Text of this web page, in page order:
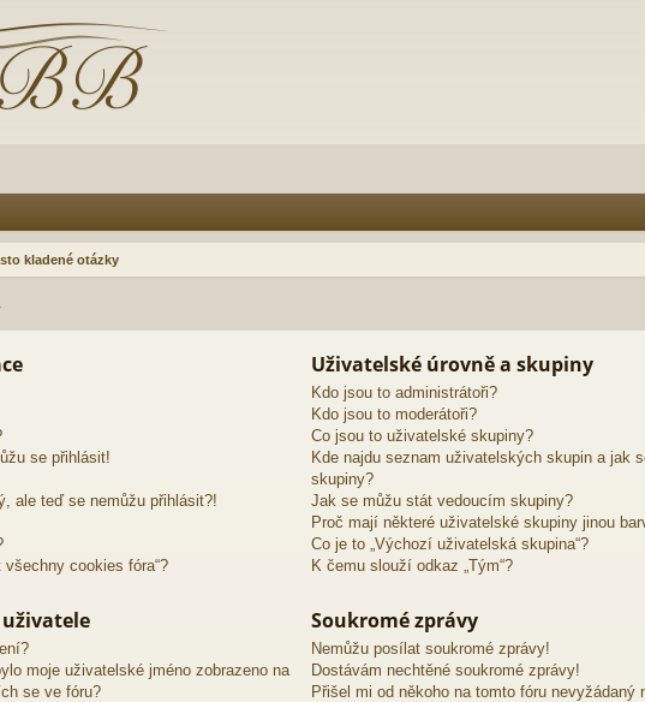
kladené otázky
se přihlásit!
ale teď se nemůžu přihlásit?!
cookies fóra“?
moje uživatelské jméno zobrazeno na
se ve fóru?
Uživatelské úrovně a skupiny
Kdo jsou to administrátoři?
Kdo jsou to moderátoři?
Co jsou to uživatelské skupiny?
Kde najdu seznam uživatelských skupin a jak
skupiny?
Jak se můžu stát vedoucím skupiny?
Proč mají některé uživatelské skupiny jinou
Co je to „Výchozí uživatelská skupina“?
K čemu slouží odkaz „Tým“?
Soukromé zprávy
Nemůžu posílat soukromé zprávy!
Dostávám nechtěné soukromé zprávy!
Přišel mi od někoho na tomto fóru nevyžádaný